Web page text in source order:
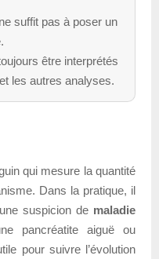
suffit pas à poser un
être interprétés
les autres analyses.
qui mesure la quantité
Dans la pratique, il
suspicion de maladie
pancréatite aiguë ou
pour suivre l’évolution